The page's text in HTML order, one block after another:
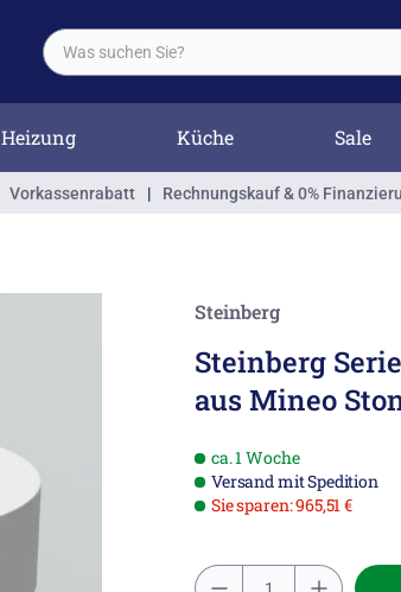
Heizung Küche Sale
Vorkassenrabatt | Rechnungskauf & 0%
Steinberg
Steinberg
aus Mineo
ca. 1 Woche
Versand mit Spedition
Sie sparen: 965,51 €